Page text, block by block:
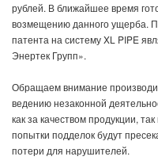
рублей. В ближайшее время
возмещению данного ущерба.
патента на систему XL PIPE
Энертек Групп».
Обращаем внимание
ведению незаконной
как за качеством продукции,
попытки подделок будут
потери для нарушителей.